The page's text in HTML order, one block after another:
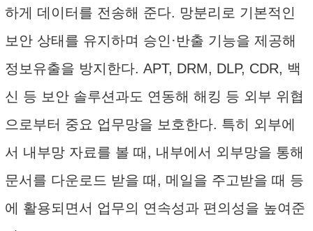
하게 데이터를 전송해 준다. 망분리로 기본적인
보안 상태를 유지하며 승인·반출 기능을 제공해
정보유출을 방지한다. APT, DRM, DLP, CDR, 백
신 등 보안 솔루션과도 연동해 해킹 등 외부 위협
으로부터 중요 업무망을 보호한다. 특히 외부에
서 내부망 자료를 볼 때, 내부에서 외부망을 통해
문서를 다운로드 받을 때, 메일을 주고받을 때 등
에 활용되면서 업무의 연속성과 편의성을 높여준